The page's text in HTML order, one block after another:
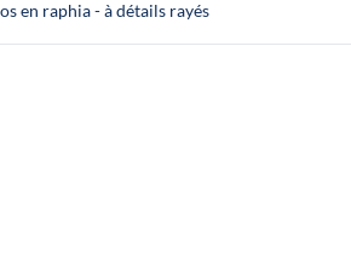
en raphia - à détails rayés